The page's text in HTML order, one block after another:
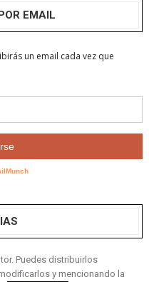
EMAIL
Puedes distribuirlos
y mencionando la